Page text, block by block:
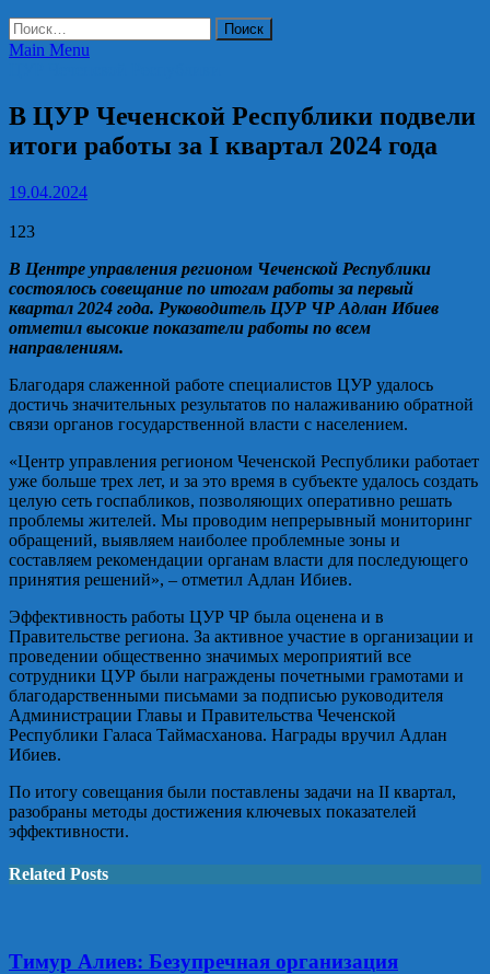
Найти:
Main Menu
В ЦУР Чеченской Республики подвели
итоги работы за I квартал 2024 года
19.04.2024
123
В Центре управления регионом Чеченской Республики
состоялось совещание по итогам работы за первый
квартал 2024 года. Руководитель ЦУР ЧР Адлан Ибиев
отметил высокие показатели работы по всем
направлениям.
Благодаря слаженной работе специалистов ЦУР удалось
достичь значительных результатов по налаживанию обратной
связи органов государственной власти с населением.
«Центр управления регионом Чеченской Республики работает
уже больше трех лет, и за это время в субъекте удалось создать
целую сеть госпабликов, позволяющих оперативно решать
проблемы жителей. Мы проводим непрерывный мониторинг
обращений, выявляем наиболее проблемные зоны и
составляем рекомендации органам власти для последующего
принятия решений», – отметил Адлан Ибиев.
Эффективность работы ЦУР ЧР была оценена и в
Правительстве региона. За активное участие в организации и
проведении общественно значимых мероприятий все
сотрудники ЦУР были награждены почетными грамотами и
благодарственными письмами за подписью руководителя
Администрации Главы и Правительства Чеченской
Республики Галаса Таймасханова. Награды вручил Адлан
Ибиев.
По итогу совещания были поставлены задачи на II квартал,
разобраны методы достижения ключевых показателей
эффективности.
Related Posts
Тимур Алиев: Безупречная организация